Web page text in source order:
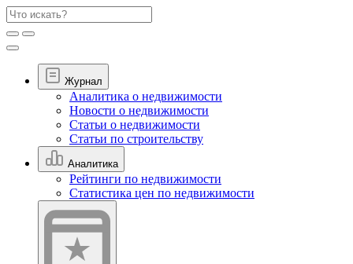
Журнал
Аналитика о недвижимости
Новости о недвижимости
Статьи о недвижимости
Статьи по строительству
Аналитика
Рейтинги по недвижимости
Статистика цен по недвижимости